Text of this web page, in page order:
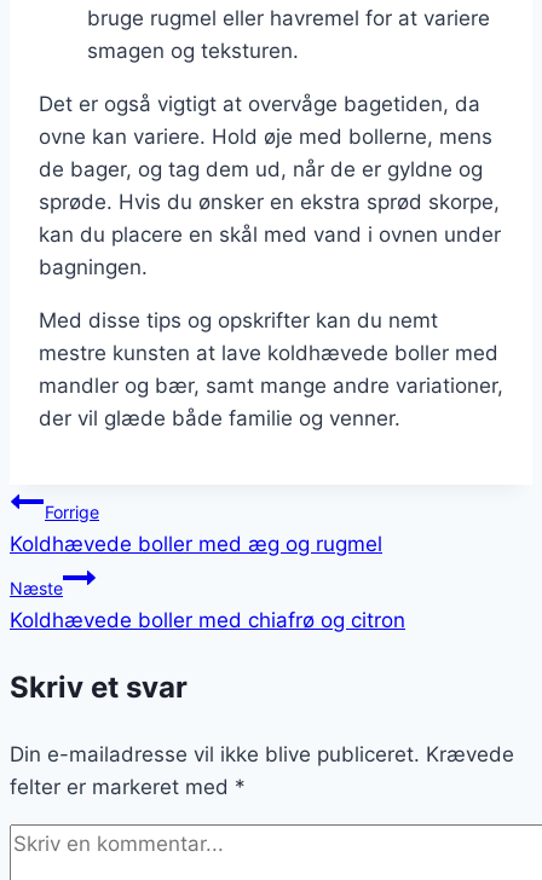
bruge rugmel eller havremel for at variere
smagen og teksturen.
Det er også vigtigt at overvåge bagetiden, da
ovne kan variere. Hold øje med bollerne, mens
de bager, og tag dem ud, når de er gyldne og
sprøde. Hvis du ønsker en ekstra sprød skorpe,
kan du placere en skål med vand i ovnen under
bagningen.
Med disse tips og opskrifter kan du nemt
mestre kunsten at lave koldhævede boller med
mandler og bær, samt mange andre variationer,
der vil glæde både familie og venner.
Indlægsnavigation
Forrige
Koldhævede boller med æg og rugmel
Næste
Koldhævede boller med chiafrø og citron
Skriv et svar
Din e-mailadresse vil ikke blive publiceret. Krævede
felter er markeret med *